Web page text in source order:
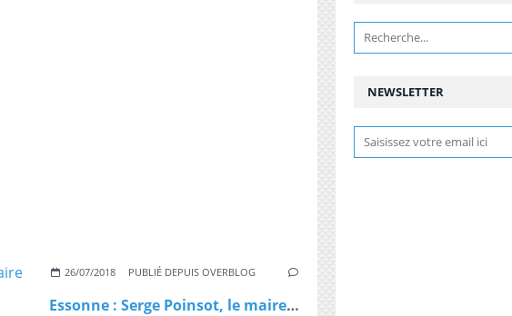
26/07/2018 PUBLIÉ DEPUIS OVERBLOG
Essonne : Serge Poinsot, le maire de Vigneux, placé en détention provisoire
NEWSLETTER